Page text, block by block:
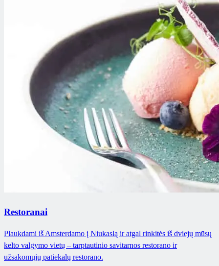
Restoranai
Plaukdami iš Amsterdamo į Niukaslą ir atgal rinkitės iš dviejų mūsų
kelto valgymo vietų – tarptautinio savitarnos restorano ir
užsakomųjų patiekalų restorano.